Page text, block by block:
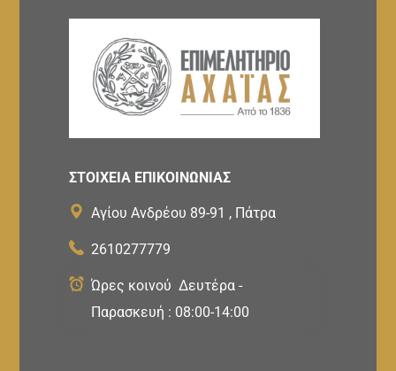
ΣΤΟΙΧΕΙΑ ΕΠΙΚΟΙΝΩΝΙΑΣ
Αγίου Ανδρέου 89-91 , Πάτρα
2610277779
Ώρες κοινού Δευτέρα -
Παρασκευή : 08:00-14:00